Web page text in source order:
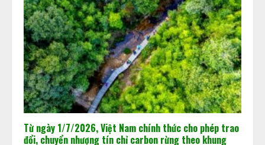
Từ ngày 1/7/2026, Việt Nam chính thức cho phép trao
đổi, chuyển nhượng tín chỉ carbon rừng theo khung